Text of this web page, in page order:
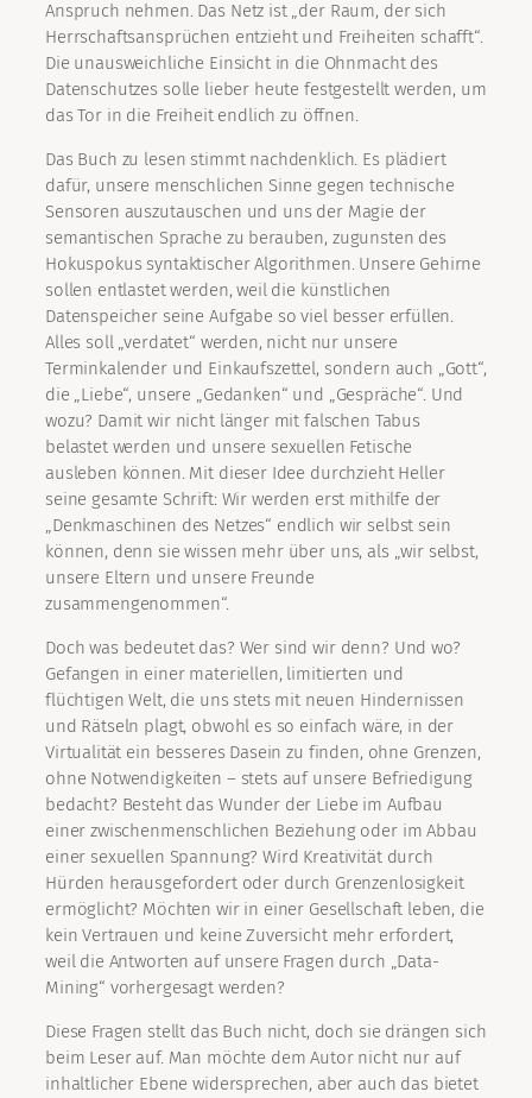
Anspruch nehmen. Das Netz ist „der Raum, der sich
Herrschaftsansprüchen entzieht und Freiheiten schafft“.
Die unausweichliche Einsicht in die Ohnmacht des
Datenschutzes solle lieber heute festgestellt werden, um
das Tor in die Freiheit endlich zu öffnen.
Das Buch zu lesen stimmt nachdenklich. Es plädiert
dafür, unsere menschlichen Sinne gegen technische
Sensoren auszutauschen und uns der Magie der
semantischen Sprache zu berauben, zugunsten des
Hokuspokus syntaktischer Algorithmen. Unsere Gehirne
sollen entlastet werden, weil die künstlichen
Datenspeicher seine Aufgabe so viel besser erfüllen.
Alles soll „verdatet“ werden, nicht nur unsere
Terminkalender und Einkaufszettel, sondern auch „Gott“,
die „Liebe“, unsere „Gedanken“ und „Gespräche“. Und
wozu? Damit wir nicht länger mit falschen Tabus
belastet werden und unsere sexuellen Fetische
ausleben können. Mit dieser Idee durchzieht Heller
seine gesamte Schrift: Wir werden erst mithilfe der
„Denkmaschinen des Netzes“ endlich wir selbst sein
können, denn sie wissen mehr über uns, als „wir selbst,
unsere Eltern und unsere Freunde
zusammengenommen“.
Doch was bedeutet das? Wer sind wir denn? Und wo?
Gefangen in einer materiellen, limitierten und
flüchtigen Welt, die uns stets mit neuen Hindernissen
und Rätseln plagt, obwohl es so einfach wäre, in der
Virtualität ein besseres Dasein zu finden, ohne Grenzen,
ohne Notwendigkeiten – stets auf unsere Befriedigung
bedacht? Besteht das Wunder der Liebe im Aufbau
einer zwischenmenschlichen Beziehung oder im Abbau
einer sexuellen Spannung? Wird Kreativität durch
Hürden herausgefordert oder durch Grenzenlosigkeit
ermöglicht? Möchten wir in einer Gesellschaft leben, die
kein Vertrauen und keine Zuversicht mehr erfordert,
weil die Antworten auf unsere Fragen durch „Data-
Mining“ vorhergesagt werden?
Diese Fragen stellt das Buch nicht, doch sie drängen sich
beim Leser auf. Man möchte dem Autor nicht nur auf
inhaltlicher Ebene widersprechen, aber auch das bietet